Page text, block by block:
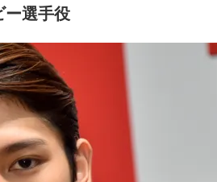
ー選手役